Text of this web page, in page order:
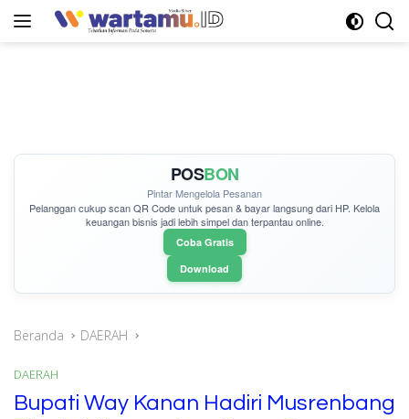
POSBON
Pintar Mengelola Pesanan
Pelanggan cukupscan QR Codeuntuk pesan & bayar langsung dari HP. Kelola
keuangan bisnis jadi lebih simpel dan terpantau online.
Coba Gratis
Download
Beranda DAERAH
DAERAH
Bupati Way Kanan Hadiri Musrenbang